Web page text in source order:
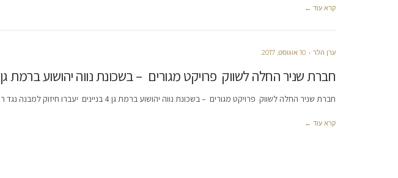
קרא עוד ←
ערן הלר 10 אוגוסט, 2017
חברת שניר החלה לשווק פרויקט מגורים – בשכונת נווה יהושוע ברמת גן
חברת שניר החלה לשווק פרויקט מגורים – בשכונת נווה יהושוע ברמת גן 4 בניינים יעברו חיזוק למבנה נגד רעידות אדמה
קרא עוד ←